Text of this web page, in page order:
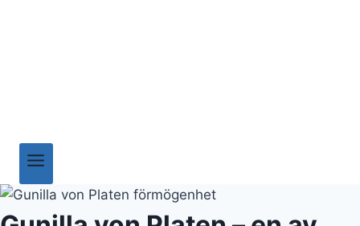
business-himlen heter Gunilla von Platen. Genom sitt
kategorin landets mest framgångsrika entreprenörer
och företagsledare. Vilka bolag är hon involverad i?